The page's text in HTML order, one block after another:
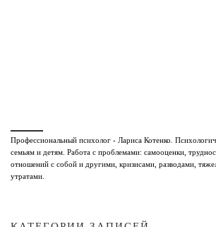
Профессиональный психолог - Лариса Котенко.
семьям и детям. Работа с проблемами: самооценки,
отношений с собой и другими, кризисами, разводами,
утратами.